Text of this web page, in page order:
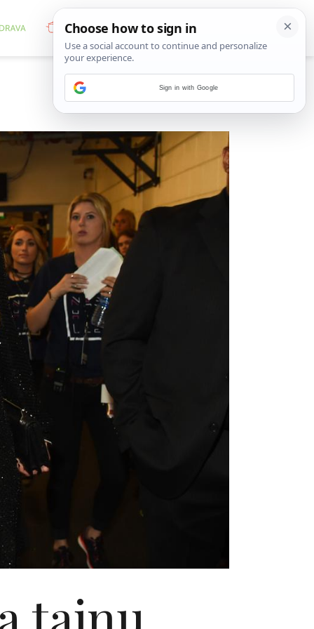
Sign in with Google